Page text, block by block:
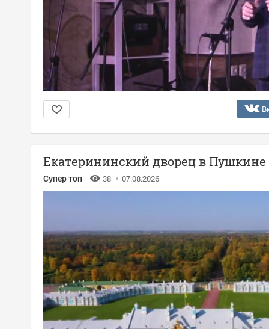
Екатерининский дворец в Пушкине
Супер топ 38 07.08.2026